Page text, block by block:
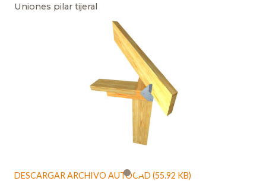
Uniones pilar tijeral
DESCARGAR ARCHIVO AUTOCAD (55.92 KB)